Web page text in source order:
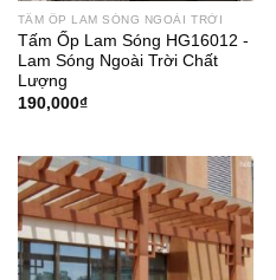
TẤM ỐP LAM SÓNG NGOÀI TRỜI
Tấm Ốp Lam Sóng HG16012 -
Lam Sóng Ngoài Trời Chất
Lượng
190,000₫